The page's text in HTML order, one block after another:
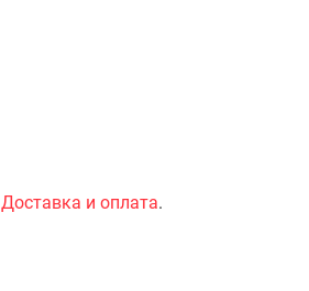
Доставка и оплата.